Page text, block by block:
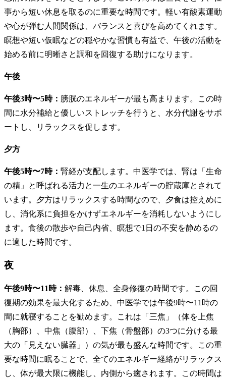
事から短い休息を取るのに重要な時間です。軽い有酸素運動
や心が弾む人間関係は、バランスと喜びを高めてくれます。
瞑想や短い仮眠などの穏やかな習慣も有益で、午後の活動を
始める前に明晰さと調和を回復する助けになります。
午後
午後3時〜5時： 膀胱のエネルギーが最も高まります。この時
間に水分補給と優しいストレッチを行うと、水分代謝をサポ
ートし、リラックスを促します。
夕方
午後5時〜7時： 腎経が支配します。中医学では、腎は「生命
の精」と呼ばれる活力と一生のエネルギーの貯蔵庫とされて
います。夕方はリラックスする時間なので、夕食は控えめに
し、消化系に負担をかけずエネルギーを消耗しないようにし
ます。食後の散歩や自己内省、瞑想で1日の不安を静めるの
に適した時間です。
夜
午後9時〜11時： 解毒、休息、全身修復の時間です。この回
復期の効果を最大化するため、中医学では午後9時〜11時の
間に就寝することを勧めます。これは「三焦」（体を上焦
（胸部）、中焦（腹部）、下焦（骨盤部）の3つに分ける最
大の「見えない臓器」）の気が最も盛んな時間です。この重
要な時間に眠ることで、全てのエネルギー経絡がリラックス
し、体が最大限に機能し、内側から癒されます。この時間は